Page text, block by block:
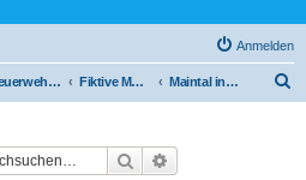
Anmelden
Feuerwehr-Modellbau Fiktive Modellfeuerwehren Maintal in Franken
Suche